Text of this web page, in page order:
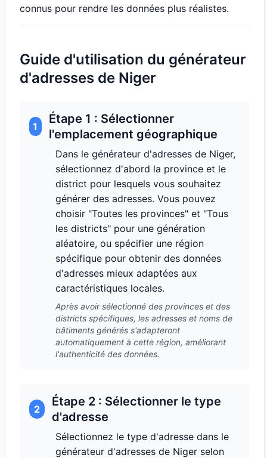
connus pour rendre les données plus réalistes.
Guide d'utilisation du générateur
d'adresses de Niger
1
Étape 1 : Sélectionner
l'emplacement géographique
Dans le générateur d'adresses de Niger,
sélectionnez d'abord la province et le
district pour lesquels vous souhaitez
générer des adresses. Vous pouvez
choisir "Toutes les provinces" et "Tous
les districts" pour une génération
aléatoire, ou spécifier une région
spécifique pour obtenir des données
d'adresses mieux adaptées aux
caractéristiques locales.
Après avoir sélectionné des provinces et des
districts spécifiques, les adresses et noms de
bâtiments générés s'adapteront
automatiquement à cette région, améliorant
l'authenticité des données.
2
Étape 2 : Sélectionner le type
d'adresse
Sélectionnez le type d'adresse dans le
générateur d'adresses de Niger selon